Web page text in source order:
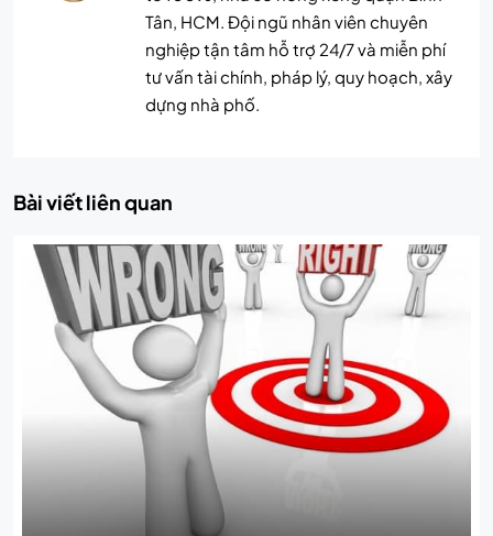
Tân, HCM. Đội ngũ nhân viên chuyên
nghiệp tận tâm hỗ trợ 24/7 và miễn phí
tư vấn tài chính, pháp lý, quy hoạch, xây
dựng nhà phố.
Bài viết liên quan